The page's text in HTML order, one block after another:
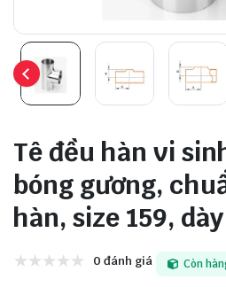
Tê đều hàn vi
bóng gương,
hàn, size 159,
0 đánh giá Còn